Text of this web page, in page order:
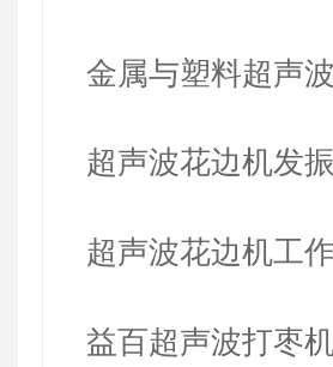
机
金属与塑料超声
超声波花边机发
超声波花边机工
益百超声波打枣